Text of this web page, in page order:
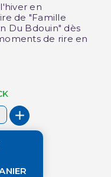
en
de "Famille
Du Bdouin" dès
de rire en